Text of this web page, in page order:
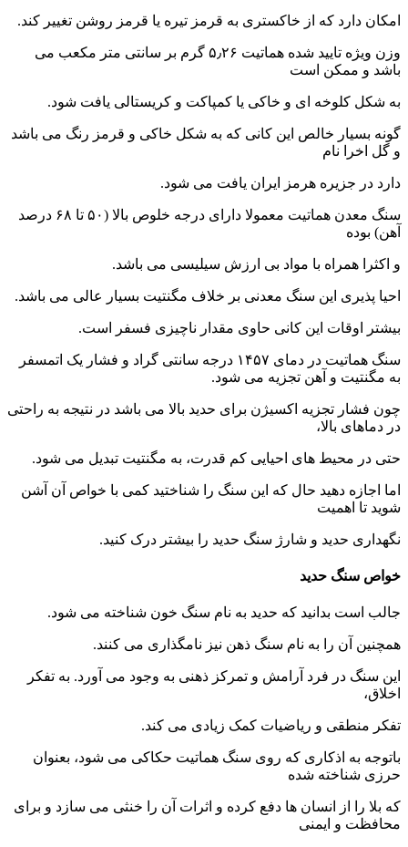
امکان دارد که از خاکستری به قرمز تیره یا قرمز روشن تغییر کند.
وزن ویژه تایید شده هماتیت ۵٫۲۶ گرم بر سانتی متر مکعب می
باشد و ممکن است
به شکل کلوخه ای و خاکی یا کمپاکت و کریستالی یافت شود.
گونه بسیار خالص این کانی که به شکل خاکی و قرمز رنگ می باشد
و گل اخرا نام
دارد در جزیره هرمز ایران یافت می شود.
سنگ معدن هماتیت معمولا دارای درجه خلوص بالا (۵۰ تا ۶۸ درصد
آهن) بوده
و اکثرا همراه با مواد بی ارزش سیلیسی می باشد.
احیا پذیری این سنگ معدنی بر خلاف مگنتیت بسیار عالی می باشد.
بیشتر اوقات این کانی حاوی مقدار ناچیزی فسفر است.
سنگ هماتیت در دمای ۱۴۵۷ درجه سانتی گراد و فشار یک اتمسفر
به مگنتیت و آهن تجزیه می شود.
چون فشار تجزیه اکسیژن برای حدید بالا می باشد در نتیجه به راحتی
در دماهای بالا،
حتی در محیط های احیایی کم قدرت، به مگنتیت تبدیل می شود.
اما اجازه دهید حال که این سنگ را شناختید کمی با خواص آن آشن
شوید تا اهمیت
نگهداری حدید و شارژ سنگ حدید را بیشتر درک کنید.
خواص سنگ حدید
جالب است بدانید که حدید به نام سنگ خون شناخته می شود.
همچنین آن را به نام سنگ ذهن نیز نامگذاری می کنند.
این سنگ در فرد آرامش و تمرکز ذهنی به وجود می آورد. به تفکر
اخلاق،
تفکر منطقی و ریاضیات کمک زیادی می کند.
باتوجه به اذکاری که روی سنگ هماتیت حکاکی می شود، بعنوان
حرزی شناخته شده
که بلا را از انسان ها دفع کرده و اثرات آن را خنثی می سازد و برای
محافظت و ایمنی